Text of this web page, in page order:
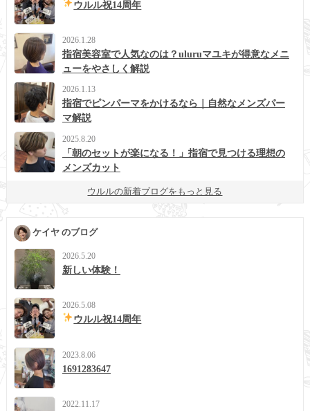
ウルル祝14周年
2026.1.28
指宿美容室で人気なのは？uluruマユキが得意なメニ
ューをやさしく解説
2026.1.13
指宿でピンパーマをかけるなら｜自然なメンズパー
マ解説
2025.8.20
「朝のセットが楽になる！」指宿で見つける理想の
メンズカット
ウルルの新着ブログをもっと見る
ケイヤ のブログ
2026.5.20
新しい体験！
2026.5.08
ウルル祝14周年
2023.8.06
1691283647
2022.11.17